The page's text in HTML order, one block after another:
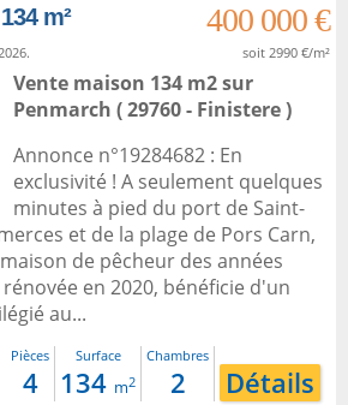
m²
400 000 €
soit 2990 €/m²
Vente maison 134 m2sur
Penmarch ( 29760 - Finistere )
Annonce n°19284682 : En
exclusivité ! A seulement quelques
minutes à pied du port de Saint-
et de la plage de Pors Carn,
de pêcheur des années
en 2020, bénéficie d'un
au...
Pièces
4
Surface
134 m2
Chambres
2 Détails